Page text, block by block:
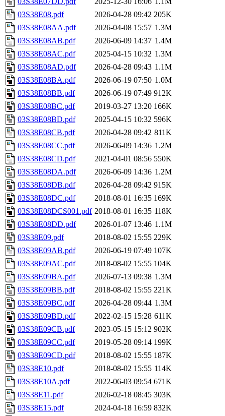
03S38E08.pdf
2026-04-28 09:42 205K
03S38E08AA.pdf
2026-04-08 15:57 1.3M
03S38E08AB.pdf
2026-06-09 14:37 1.4M
03S38E08AC.pdf
2025-04-15 10:32 1.3M
03S38E08AD.pdf
2026-04-28 09:43 1.1M
03S38E08BA.pdf
2026-06-19 07:50 1.0M
03S38E08BB.pdf
2026-06-19 07:49 912K
03S38E08BC.pdf
2019-03-27 13:20 166K
03S38E08BD.pdf
2025-04-15 10:32 596K
03S38E08CB.pdf
2026-04-28 09:42 811K
03S38E08CC.pdf
2026-06-09 14:36 1.2M
03S38E08CD.pdf
2021-04-01 08:56 550K
03S38E08DA.pdf
2026-06-09 14:36 1.2M
03S38E08DB.pdf
2026-04-28 09:42 915K
03S38E08DC.pdf
2018-08-01 16:35 169K
03S38E08DCS001.pdf 2018-08-01 16:35 118K
03S38E08DD.pdf
2026-01-07 13:46 1.1M
03S38E09.pdf
2018-08-02 15:55 229K
03S38E09AB.pdf
2026-06-19 07:49 107K
03S38E09AC.pdf
2018-08-02 15:55 104K
03S38E09BA.pdf
2026-07-13 09:38 1.3M
03S38E09BB.pdf
2018-08-02 15:55 221K
03S38E09BC.pdf
2026-04-28 09:44 1.3M
03S38E09BD.pdf
2022-02-15 15:28 611K
03S38E09CB.pdf
2023-05-15 15:12 902K
03S38E09CC.pdf
2019-05-28 09:14 199K
03S38E09CD.pdf
2018-08-02 15:55 187K
03S38E10.pdf
2018-08-02 15:55 114K
03S38E10A.pdf
2022-06-03 09:54 671K
03S38E11.pdf
2026-02-18 08:45 303K
03S38E15.pdf
2024-04-18 16:59 832K